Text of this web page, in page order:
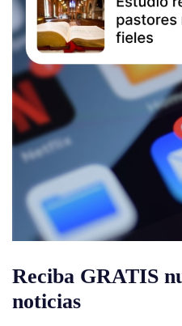
Reciba GRATIS
noticias